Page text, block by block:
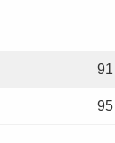
91
95